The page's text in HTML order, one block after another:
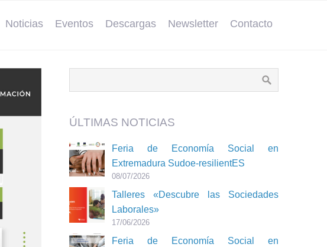
Noticias Eventos Descargas Newsletter Contacto
ÚLTIMAS NOTICIAS
Feria de Economía Social en
Extremadura Sudoe-resilientES
08/07/2026
Talleres «Descubre las Sociedades
Laborales»
17/06/2026
Feria de Economía Social en